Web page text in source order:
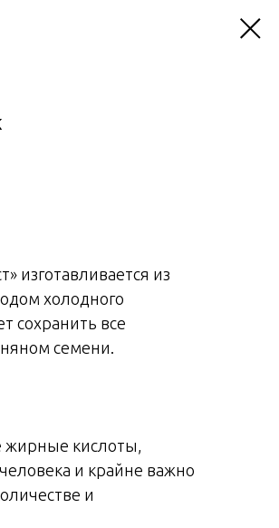
изготавливается из
холодного
сохранить все
семени.
кислоты,
и крайне важно
и